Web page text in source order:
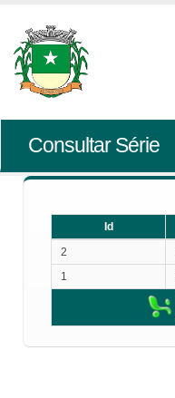
Consultar Série
Id
2
1